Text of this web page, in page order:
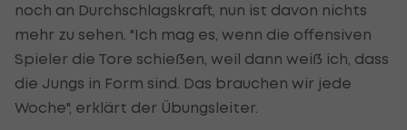
noch an Durchschlagskraft, nun ist davon nichts
mehr zu sehen. "Ich mag es, wenn die offensiven
Spieler die Tore schießen, weil dann weiß ich, dass
die Jungs in Form sind. Das brauchen wir jede
Woche", erklärt der Übungsleiter.